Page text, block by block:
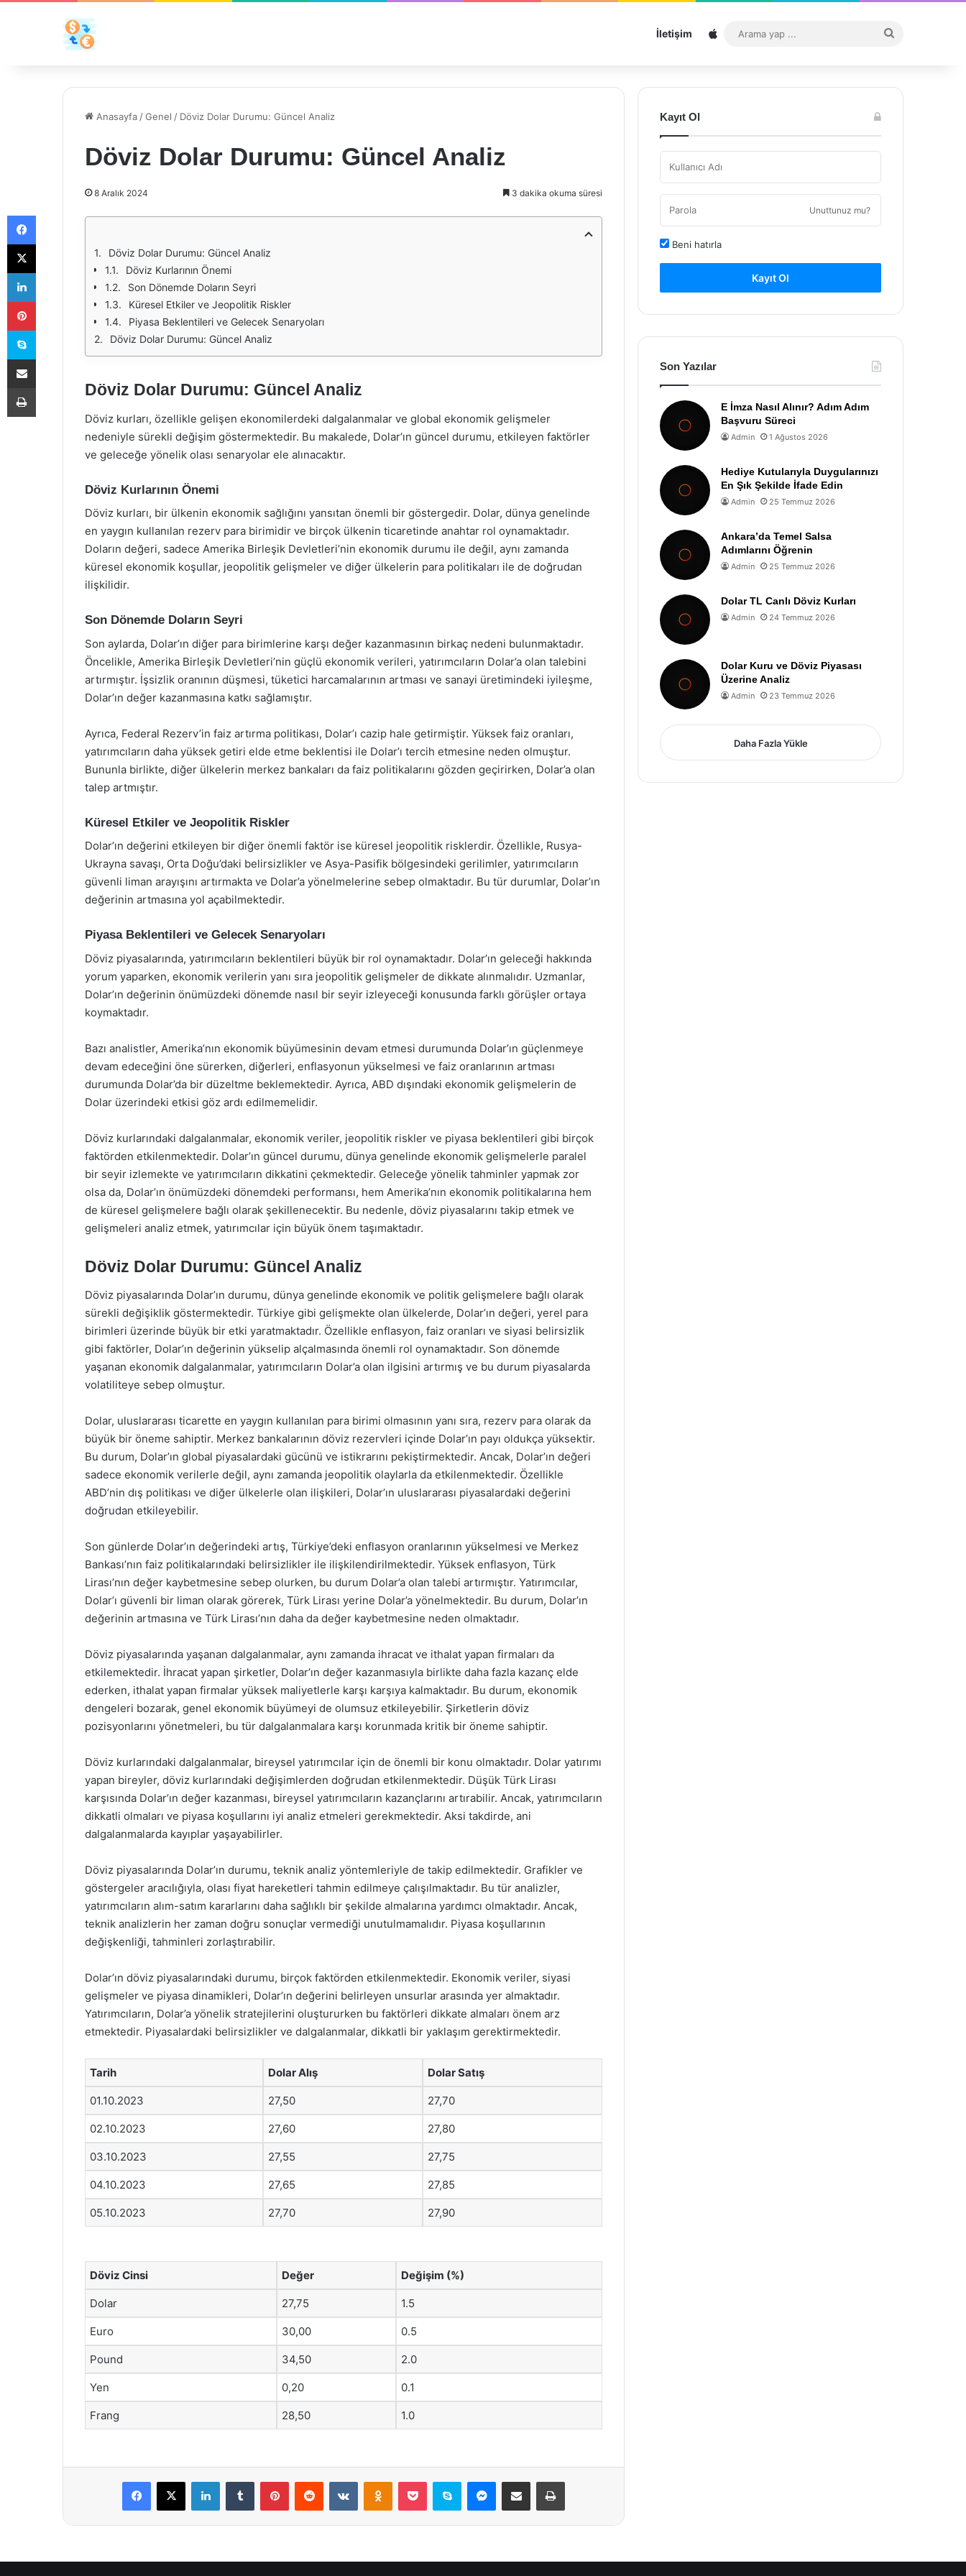
İletişim Sitemap
...
Anasayfa /Genel / Döviz Dolar Durumu: Güncel Analiz
Döviz Dolar Durumu: Güncel Analiz
8 Aralık 2024 3 dakika okuma süresi
Döviz Dolar Durumu: Güncel Analiz
Döviz Kurlarının Önemi
Son Dönemde Doların Seyri
Küresel Etkiler ve Jeopolitik Riskler
Piyasa Beklentileri ve Gelecek Senaryoları
Döviz Dolar Durumu: Güncel Analiz
Döviz Dolar Durumu: Güncel Analiz
Döviz kurları, özellikle gelişen ekonomilerdeki dalgalanmalar ve global ekonomik gelişmeler
nedeniyle sürekli değişim göstermektedir. Bu makalede, Dolar’ın güncel durumu, etkileyen faktörler
ve geleceğe yönelik olası senaryolar ele alınacaktır.
Döviz Kurlarının Önemi
Döviz kurları, bir ülkenin ekonomik sağlığını yansıtan önemli bir göstergedir. Dolar, dünya genelinde
en yaygın kullanılan rezerv para birimidir ve birçok ülkenin ticaretinde anahtar rol oynamaktadır.
Doların değeri, sadece Amerika Birleşik Devletleri’nin ekonomik durumu ile değil, aynı zamanda
küresel ekonomik koşullar, jeopolitik gelişmeler ve diğer ülkelerin para politikaları ile de doğrudan
ilişkilidir.
Son Dönemde Doların Seyri
Son aylarda, Dolar’ın diğer para birimlerine karşı değer kazanmasının birkaç nedeni bulunmaktadır.
Öncelikle, Amerika Birleşik Devletleri’nin güçlü ekonomik verileri, yatırımcıların Dolar’a olan talebini
artırmıştır. İşsizlik oranının düşmesi, tüketici harcamalarının artması ve sanayi üretimindeki iyileşme,
Dolar’ın değer kazanmasına katkı sağlamıştır.
Ayrıca, Federal Rezerv’in faiz artırma politikası, Dolar’ı cazip hale getirmiştir. Yüksek faiz oranları,
yatırımcıların daha yüksek getiri elde etme beklentisi ile Dolar’ı tercih etmesine neden olmuştur.
Bununla birlikte, diğer ülkelerin merkez bankaları da faiz politikalarını gözden geçirirken, Dolar’a olan
talep artmıştır.
Küresel Etkiler ve Jeopolitik Riskler
Dolar’ın değerini etkileyen bir diğer önemli faktör ise küresel jeopolitik risklerdir. Özellikle, Rusya-
Ukrayna savaşı, Orta Doğu’daki belirsizlikler ve Asya-Pasifik bölgesindeki gerilimler, yatırımcıların
güvenli liman arayışını artırmakta ve Dolar’a yönelmelerine sebep olmaktadır. Bu tür durumlar, Dolar’ın
değerinin artmasına yol açabilmektedir.
Piyasa Beklentileri ve Gelecek Senaryoları
Döviz piyasalarında, yatırımcıların beklentileri büyük bir rol oynamaktadır. Dolar’ın geleceği hakkında
yorum yaparken, ekonomik verilerin yanı sıra jeopolitik gelişmeler de dikkate alınmalıdır. Uzmanlar,
Dolar’ın değerinin önümüzdeki dönemde nasıl bir seyir izleyeceği konusunda farklı görüşler ortaya
koymaktadır.
Bazı analistler, Amerika’nın ekonomik büyümesinin devam etmesi durumunda Dolar’ın güçlenmeye
devam edeceğini öne sürerken, diğerleri, enflasyonun yükselmesi ve faiz oranlarının artması
durumunda Dolar’da bir düzeltme beklemektedir. Ayrıca, ABD dışındaki ekonomik gelişmelerin de
Dolar üzerindeki etkisi göz ardı edilmemelidir.
Döviz kurlarındaki dalgalanmalar, ekonomik veriler, jeopolitik riskler ve piyasa beklentileri gibi birçok
faktörden etkilenmektedir. Dolar’ın güncel durumu, dünya genelinde ekonomik gelişmelerle paralel
bir seyir izlemekte ve yatırımcıların dikkatini çekmektedir. Geleceğe yönelik tahminler yapmak zor
olsa da, Dolar’ın önümüzdeki dönemdeki performansı, hem Amerika’nın ekonomik politikalarına hem
de küresel gelişmelere bağlı olarak şekillenecektir. Bu nedenle, döviz piyasalarını takip etmek ve
gelişmeleri analiz etmek, yatırımcılar için büyük önem taşımaktadır.
Döviz Dolar Durumu: Güncel Analiz
Döviz piyasalarında Dolar’ın durumu, dünya genelinde ekonomik ve politik gelişmelere bağlı olarak
sürekli değişiklik göstermektedir. Türkiye gibi gelişmekte olan ülkelerde, Dolar’ın değeri, yerel para
birimleri üzerinde büyük bir etki yaratmaktadır. Özellikle enflasyon, faiz oranları ve siyasi belirsizlik
gibi faktörler, Dolar’ın değerinin yükselip alçalmasında önemli rol oynamaktadır. Son dönemde
yaşanan ekonomik dalgalanmalar, yatırımcıların Dolar’a olan ilgisini artırmış ve bu durum piyasalarda
volatiliteye sebep olmuştur.
Dolar, uluslararası ticarette en yaygın kullanılan para birimi olmasının yanı sıra, rezerv para olarak da
büyük bir öneme sahiptir. Merkez bankalarının döviz rezervleri içinde Dolar’ın payı oldukça yüksektir.
Bu durum, Dolar’ın global piyasalardaki gücünü ve istikrarını pekiştirmektedir. Ancak, Dolar’ın değeri
sadece ekonomik verilerle değil, aynı zamanda jeopolitik olaylarla da etkilenmektedir. Özellikle
ABD’nin dış politikası ve diğer ülkelerle olan ilişkileri, Dolar’ın uluslararası piyasalardaki değerini
doğrudan etkileyebilir.
Son günlerde Dolar’ın değerindeki artış, Türkiye’deki enflasyon oranlarının yükselmesi ve Merkez
Bankası’nın faiz politikalarındaki belirsizlikler ile ilişkilendirilmektedir. Yüksek enflasyon, Türk
Lirası’nın değer kaybetmesine sebep olurken, bu durum Dolar’a olan talebi artırmıştır. Yatırımcılar,
Dolar’ı güvenli bir liman olarak görerek, Türk Lirası yerine Dolar’a yönelmektedir. Bu durum, Dolar’ın
değerinin artmasına ve Türk Lirası’nın daha da değer kaybetmesine neden olmaktadır.
Döviz piyasalarında yaşanan dalgalanmalar, aynı zamanda ihracat ve ithalat yapan firmaları da
etkilemektedir. İhracat yapan şirketler, Dolar’ın değer kazanmasıyla birlikte daha fazla kazanç elde
ederken, ithalat yapan firmalar yüksek maliyetlerle karşı karşıya kalmaktadır. Bu durum, ekonomik
dengeleri bozarak, genel ekonomik büyümeyi de olumsuz etkileyebilir. Şirketlerin döviz
pozisyonlarını yönetmeleri, bu tür dalgalanmalara karşı korunmada kritik bir öneme sahiptir.
Döviz kurlarındaki dalgalanmalar, bireysel yatırımcılar için de önemli bir konu olmaktadır. Dolar yatırımı
yapan bireyler, döviz kurlarındaki değişimlerden doğrudan etkilenmektedir. Düşük Türk Lirası
karşısında Dolar’ın değer kazanması, bireysel yatırımcıların kazançlarını artırabilir. Ancak, yatırımcıların
dikkatli olmaları ve piyasa koşullarını iyi analiz etmeleri gerekmektedir. Aksi takdirde, ani
dalgalanmalarda kayıplar yaşayabilirler.
Döviz piyasalarında Dolar’ın durumu, teknik analiz yöntemleriyle de takip edilmektedir. Grafikler ve
göstergeler aracılığıyla, olası fiyat hareketleri tahmin edilmeye çalışılmaktadır. Bu tür analizler,
yatırımcıların alım-satım kararlarını daha sağlıklı bir şekilde almalarına yardımcı olmaktadır. Ancak,
teknik analizlerin her zaman doğru sonuçlar vermediği unutulmamalıdır. Piyasa koşullarının
değişkenliği, tahminleri zorlaştırabilir.
Dolar’ın döviz piyasalarındaki durumu, birçok faktörden etkilenmektedir. Ekonomik veriler, siyasi
gelişmeler ve piyasa dinamikleri, Dolar’ın değerini belirleyen unsurlar arasında yer almaktadır.
Yatırımcıların, Dolar’a yönelik stratejilerini oluştururken bu faktörleri dikkate almaları önem arz
etmektedir. Piyasalardaki belirsizlikler ve dalgalanmalar, dikkatli bir yaklaşım gerektirmektedir.
Tarih Dolar Alış Dolar Satış
01.10.2023 27,50 27,70
02.10.2023 27,60 27,80
03.10.2023 27,55 27,75
04.10.2023 27,65 27,85
05.10.2023 27,70 27,90
Döviz Cinsi Değer Değişim (%)
Dolar 27,75 1.5
Euro 30,00 0.5
Pound 34,50 2.0
Yen 0,20 0.1
Frang 28,50 1.0
Facebook
X LinkedInTumblr PinterestReddit VKontakteOdnoklassniki
Pocket Skype Messenger
E-Posta ile paylaş Yazdır
Kayıt Ol
Unuttunuz mu?
Beni hatırla
Kayıt Ol
Son Yazılar
E İmza Nasıl Alınır? Adım Adım
Başvuru Süreci
Admin 1 Ağustos 2026
Hediye Kutularıyla Duygularınızı
En Şık Şekilde İfade Edin
Admin 25 Temmuz 2026
Ankara’da Temel Salsa
Adımlarını Öğrenin
Admin 25 Temmuz 2026
Dolar TL Canlı Döviz Kurları
Admin 24 Temmuz 2026
Dolar Kuru ve Döviz Piyasası
Üzerine Analiz
Admin 23 Temmuz 2026
Daha Fazla Yükle
Facebook
X
LinkedIn
Pinterest
Skype
E-Posta ile paylaş